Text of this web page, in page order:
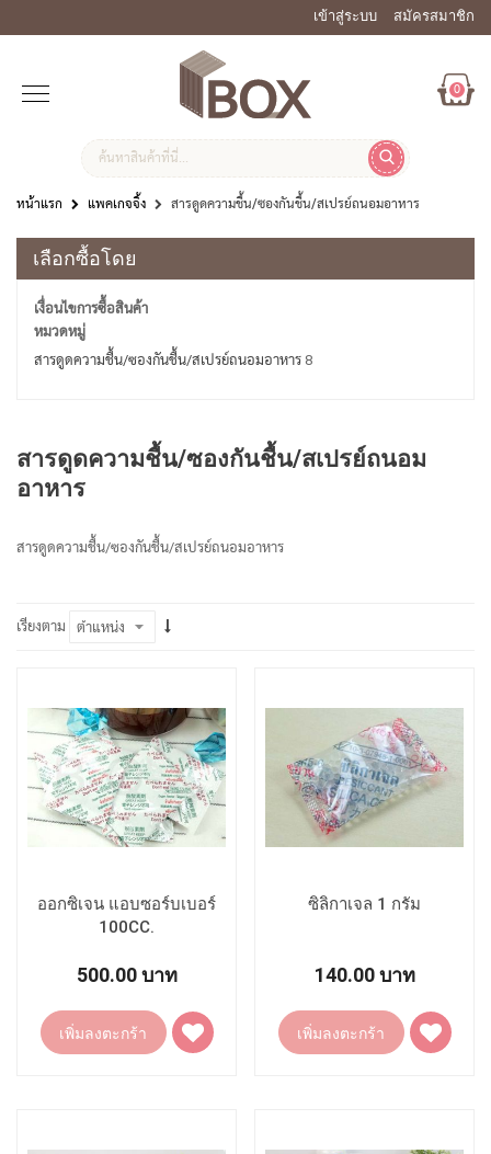
เข้าสู่ระบบ สมัครสมาชิก
0
หน้าแรก แพคเกจจิ้ง สารดูดความชื้น/ซองกันชื้น/สเปรย์ถนอมอาหาร
สารดูดความชื้น/ซองกันชื้น/สเปรย์ถนอม
อาหาร
สารดูดความชื้น/ซองกันชื้น/สเปรย์ถนอมอาหาร
เรียงตาม
ออกซิเจน แอบซอร์บเบอร์
100CC.
500.00 บาท
เพิ่มลงตะกร้า
เพิ่ม
ไป
ซิลิกาเจล 1 กรัม
140.00 บาท
เพิ่มลงตะกร้า
เพิ่ม
ไป
เลือกซื้อโดย
เงื่อนไขการซื้อสินค้า
หมวดหมู่
สารดูดความชื้น/ซองกันชื้น/สเปรย์ถนอมอาหาร 8